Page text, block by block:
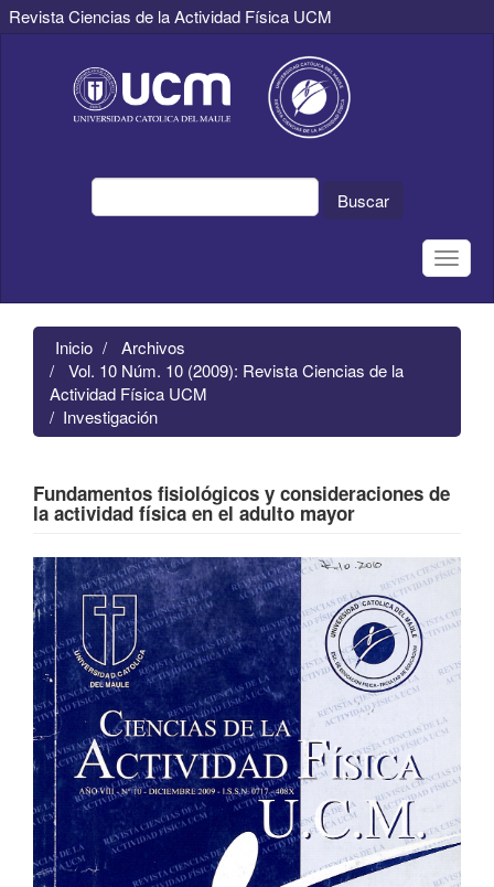
Revista Ciencias de la Actividad Física UCM
principal
Contenido
principal
Buscar
Toggle
Inicio
Archivos
Vol. 10 Núm. 10 (2009): Revista Ciencias de la
Actividad Física UCM
Investigación
Fundamentos fisiológicos y consideraciones de
la actividad física en el adulto mayor
Barra
lateral
del
artículo